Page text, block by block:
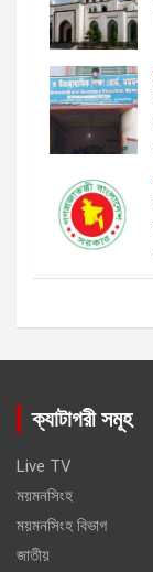
ক্যাটাগরী সমূহ
Live TV
ময়মনসিংহ
ময়মনসিংহ বিভাগ
জাতীয়